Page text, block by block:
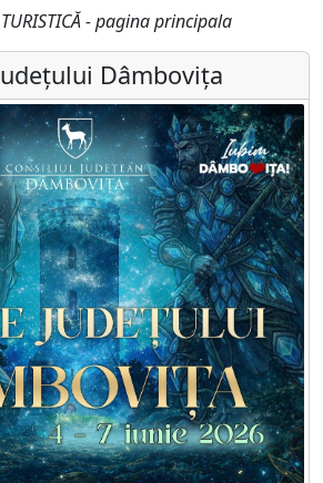
TURISTICĂ - pagina principala
Dâmbovița